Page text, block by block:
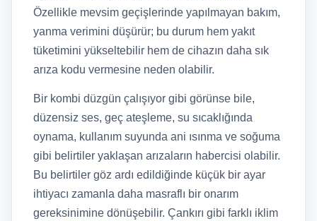
Özellikle mevsim geçişlerinde yapılmayan bakım,
yanma verimini düşürür; bu durum hem yakıt
tüketimini yükseltebilir hem de cihazın daha sık
arıza kodu vermesine neden olabilir.
Bir kombi düzgün çalışıyor gibi görünse bile,
düzensiz ses, geç ateşleme, su sıcaklığında
oynama, kullanım suyunda ani ısınma ve soğuma
gibi belirtiler yaklaşan arızaların habercisi olabilir.
Bu belirtiler göz ardı edildiğinde küçük bir ayar
ihtiyacı zamanla daha masraflı bir onarım
gereksinimine dönüşebilir. Çankırı gibi farklı iklim